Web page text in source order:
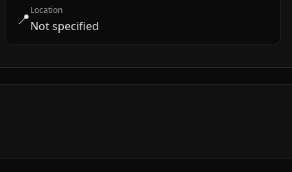
📍Location
Not specified